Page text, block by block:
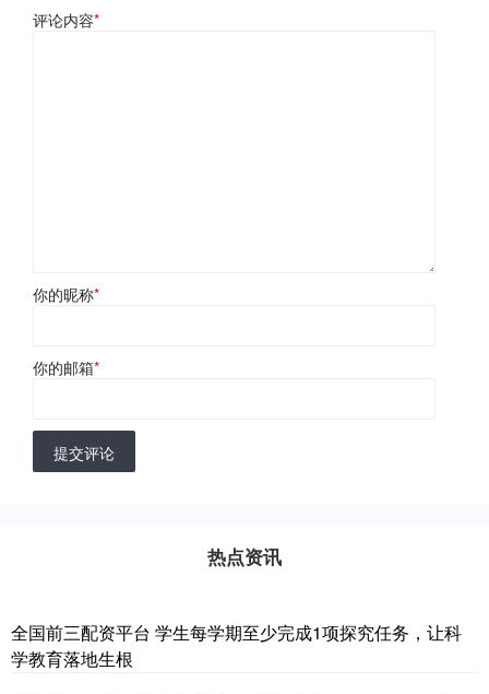
评论内容*
你的昵称*
你的邮箱*
提交评论
热点资讯
全国前三配资平台 学生每学期至少完成1项探究任务，让科
学教育落地生根